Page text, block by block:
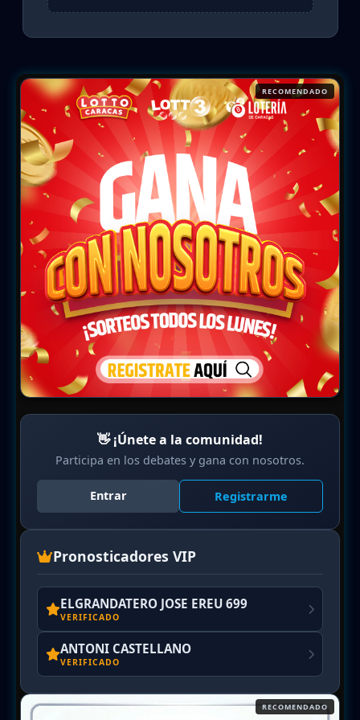
RECOMENDADO
👋 ¡Únete a la comunidad!
Participa en los debates y gana con nosotros.
Entrar Registrarme
Pronosticadores VIP
ELGRANDATERO JOSE EREU 699
VERIFICADO
ANTONI CASTELLANO
VERIFICADO
RECOMENDADO